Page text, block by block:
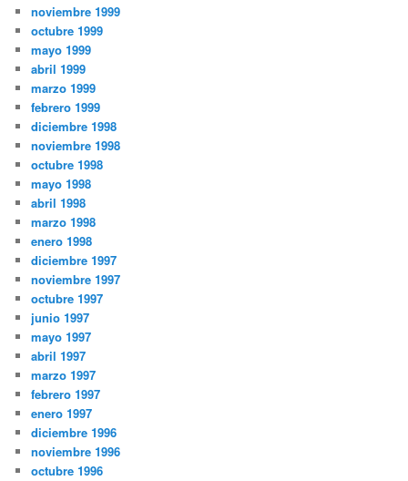
noviembre 1999
octubre 1999
mayo 1999
abril 1999
marzo 1999
febrero 1999
diciembre 1998
noviembre 1998
octubre 1998
mayo 1998
abril 1998
marzo 1998
enero 1998
diciembre 1997
noviembre 1997
octubre 1997
junio 1997
mayo 1997
abril 1997
marzo 1997
febrero 1997
enero 1997
diciembre 1996
noviembre 1996
octubre 1996